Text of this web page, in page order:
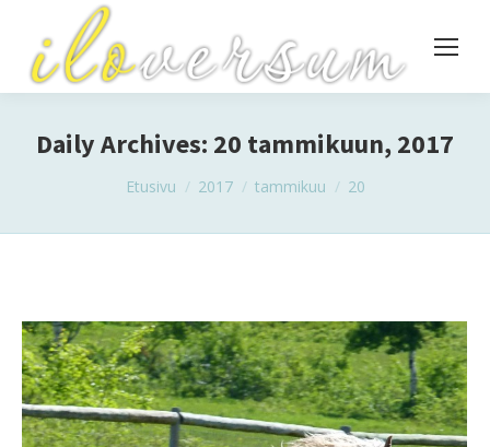
Daily Archives: 20 tammikuun, 2017
You are here:
Etusivu 2017 tammikuu 20